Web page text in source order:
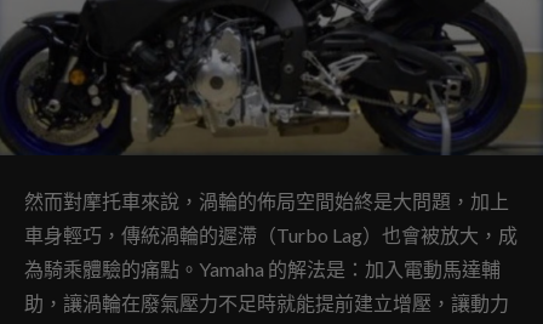
然而對摩托車來說，渦輪的佈局空間始終是大問題，加上
車身輕巧，傳統渦輪的遲滯（Turbo Lag）也會被放大，成
為騎乘體驗的痛點。Yamaha 的解法是：加入電動馬達輔
助，讓渦輪在廢氣壓力不足時就能提前建立增壓，讓動力